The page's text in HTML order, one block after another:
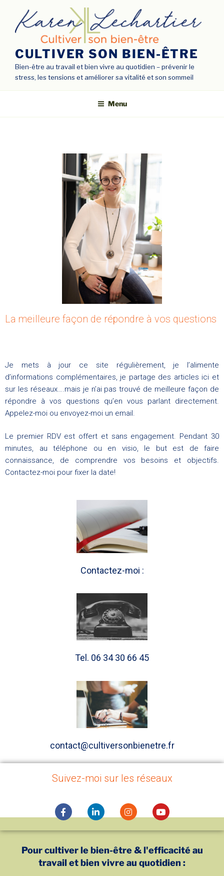
CULTIVER SON BIEN-ÊTRE
Bien-être au travail et bien vivre au quotidien – prévenir le
stress, les tensions et améliorer sa vitalité et son sommeil
Menu
La meilleure façon de répondre à vos questions
Je mets à jour ce site régulièrement, je l’alimente
d’informations complémentaires, je partage des articles ici et
sur les réseaux….mais je n’ai pas trouvé de meilleure façon de
répondre à vos questions qu’en vous parlant directement.
Appelez-moi ou envoyez-moi un email.
Le premier RDV est offert et sans engagement. Pendant 30
minutes, au téléphone ou en visio, le but est de faire
connaissance, de comprendre vos besoins et objectifs.
Contactez-moi pour fixer la date!
Contactez-moi :
Tel. 06 34 30 66 45
contact@cultiversonbienetre.fr
Suivez-moi sur les réseaux
Pour cultiver le bien-être & l'efficacité au
travail et bien vivre au quotidien :